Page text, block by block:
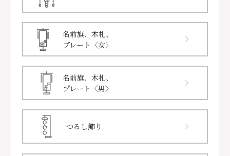
名前旗、木札、
プレート〈女〉
名前旗、木札、
プレート〈男〉
つるし飾り